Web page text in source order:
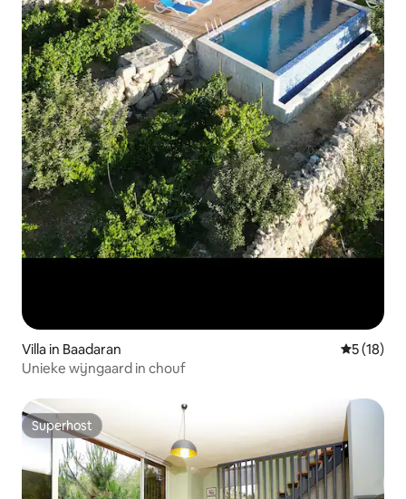
Villa in Baadaran
5 (18)
Unieke wijngaard in chouf
Superhost
Superhost